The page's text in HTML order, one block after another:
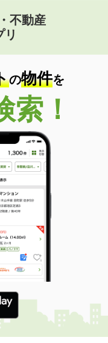
不動産
リ
の物件を
索！